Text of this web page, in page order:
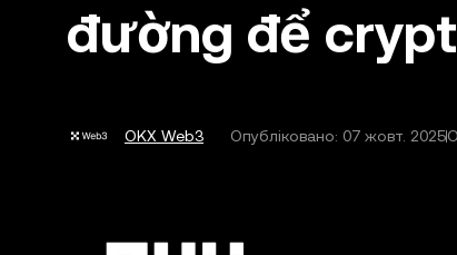
đường để
OKX Web3 Опубліковано: 07 жовт. 2025